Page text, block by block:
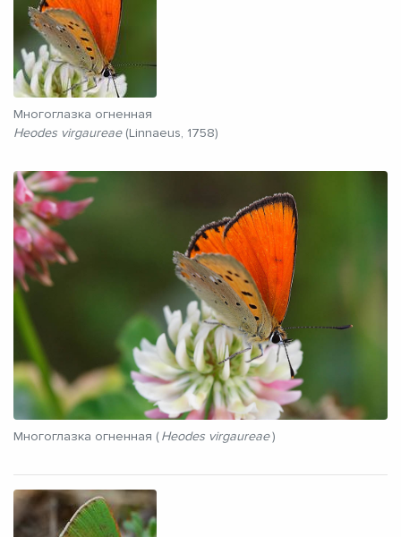
Многоглазка огненная
Heodes virgaureae(Linnaeus, 1758)
Многоглазка огненная (Heodes virgaureae )